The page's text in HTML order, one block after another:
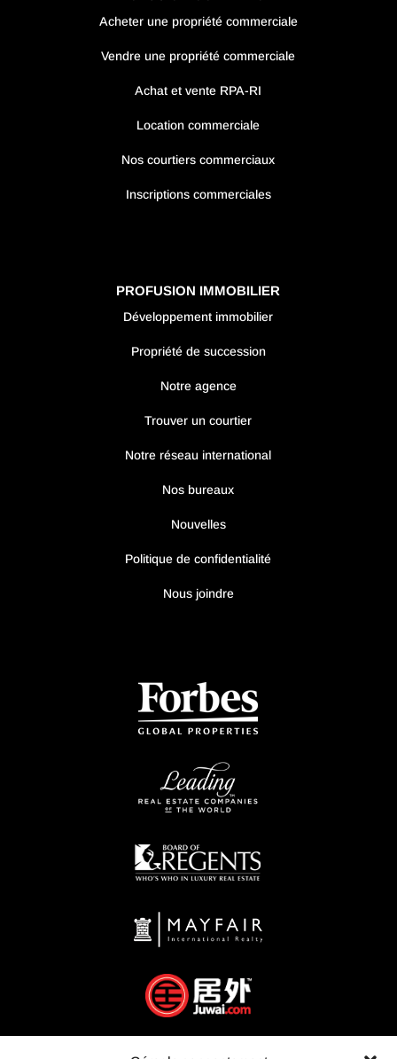
Acheter une propriété commerciale
Vendre une propriété commerciale
Achat et vente RPA-RI
Location commerciale
Nos courtiers commerciaux
Inscriptions commerciales
PROFUSION IMMOBILIER
Développement immobilier
Propriété de succession
Notre agence
Trouver un courtier
Notre réseau international
Nos bureaux
Nouvelles
Politique de confidentialité
Nous joindre